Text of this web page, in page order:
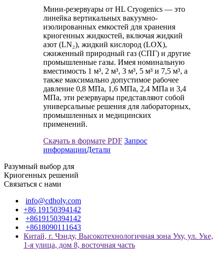
Мини-резервуары от HL Cryogenics — это
линейка вертикальных вакуумно-
изолированных емкостей для хранения
криогенных жидкостей, включая жидкий
азот (LN₂), жидкий кислород (LOX),
сжиженный природный газ (СПГ) и другие
промышленные газы. Имея номинальную
вместимость 1 м³, 2 м³, 3 м³, 5 м³ и 7,5 м³, а
также максимально допустимое рабочее
давление 0,8 МПа, 1,6 МПа, 2,4 МПа и 3,4
МПа, эти резервуары представляют собой
универсальные решения для лабораторных,
промышленных и медицинских
применений.
Скачать в формате PDF Запрос
информацииДетали
Разумный выбор для
Криогенных решений
Связаться с нами
info@cdholy.com
+86 19150394142
+8619150394142
+8618090111643
Китай, г. Чэнду, Высокотехнологичная зона Уху, ул. Уке,
1-я улица, дом 8, восточная часть